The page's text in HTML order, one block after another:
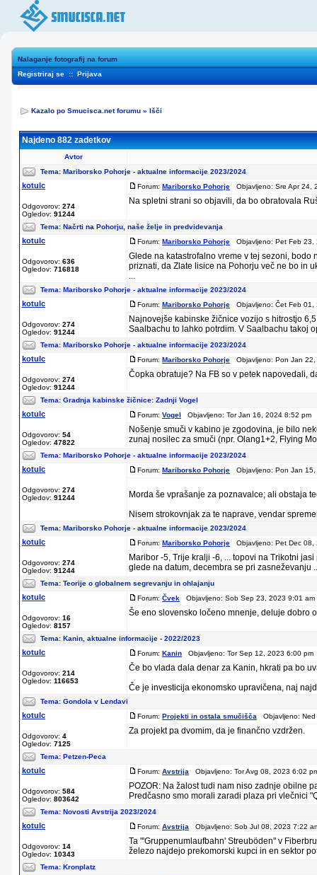
Nalaganje fotografij na forum
Registriraj se :: Prijava
Kazalo po Smucisca.net forumu » Išči
Najdeno 882 zadetkov
Avtor
Tema: Mariborsko Pohorje - aktualne informacije 2023/2024
kotulc
Odgovorov: 274
Ogledov: 91244
Forum: Mariborsko Pohorje Objavljeno: Sre Apr 24,
Na spletni strani so objavili, da bo obratovala
Tema: Načrti na Pohorju, naše želje in predvidevanja
kotulc
Odgovorov: 636
Ogledov: 716818
Forum: Mariborsko Pohorje Objavljeno: Pet Feb
Glede na katastrofalno vreme v tej sezoni,
priznati, da Zlate lisice na Pohorju več ne bo in
...
Tema: Mariborsko Pohorje - aktualne informacije 2023/2024
kotulc
Odgovorov: 274
Ogledov: 91244
Forum: Mariborsko Pohorje Objavljeno: Čet Feb
Najnovejše kabinske žičnice vozijo s hitrostjo
Saalbachu to lahko potrdim. V Saalbachu takoj
Tema: Mariborsko Pohorje - aktualne informacije 2023/2024
kotulc
Odgovorov: 274
Ogledov: 91244
Forum: Mariborsko Pohorje Objavljeno: Pon Jan
Čopka obratuje? Na FB so v petek napovedali,
Tema: Gradnja kabinske žičnice: Zadnji Vogel
kotulc
Odgovorov: 54
Ogledov: 47822
Forum: Vogel Objavljeno: Tor Jan 16, 2024 8:52 pm
Nošenje smuči v kabino je zgodovina, je bilo
zunaj nosilec za smuči (npr. Olang1+2, Flying
Tema: Mariborsko Pohorje - aktualne informacije 2023/2024
kotulc
Odgovorov: 274
Ogledov: 91244
Forum: Mariborsko Pohorje Objavljeno: Pon Jan
Morda še vprašanje za poznavalce; ali obstaja
Nisem strokovnjak za te naprave, vendar
Tema: Mariborsko Pohorje - aktualne informacije 2023/2024
kotulc
Odgovorov: 274
Ogledov: 91244
Forum: Mariborsko Pohorje Objavljeno: Pet Dec
Maribor -5, Trije kralji -6, ... topovi na Trikotni
glede na datum, decembra se pri zasneževanju
Tema: Teorije o globalnem segrevanju in ohlajanju
kotulc
Odgovorov: 16
Ogledov: 8157
Forum: Čvek Objavljeno: Sob Sep 23, 2023 9:01
Še eno slovensko ločeno mnenje, deluje dobro
Tema: Kanin, aktualne informacije - 2022/2023
kotulc
Odgovorov: 214
Ogledov: 116653
Forum: Kanin Objavljeno: Tor Sep 12, 2023 6:00
Če bo vlada dala denar za Kanin, hkrati pa bo
Če je investicija ekonomsko upravičena, naj
Tema: Gondola v Lendavi
kotulc
Odgovorov: 4
Ogledov: 7125
Forum: Projekti in ostala smučišča Objavljeno:
Za projekt pa dvomim, da je finančno vzdržen.
Tema: Petzen-Peca
kotulc
Odgovorov: 584
Ogledov: 803642
Forum: Avstrija Objavljeno: Tor Avg 08, 2023 6:02
POZOR: Na žalost tudi nam niso zadnje obilne
Predčasno smo morali zaradi plaza pri vlečnici
Tema: Novosti Avstrija 2023/2024
kotulc
Odgovorov: 14
Ogledov: 10343
Forum: Avstrija Objavljeno: Sob Jul 08, 2023 7:22
Ta "'Gruppenumlaufbahn' Streuböden" v
železo najdejo prekomorski kupci in en sektor
Tema: Kronplatz